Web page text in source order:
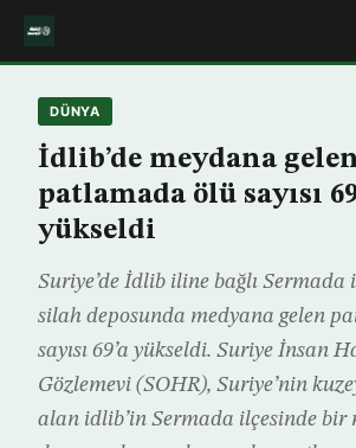
DÜNYA
İdlib’de meydana
patlamada ölü sayısı
yükseldi
Suriye’de İdlib iline bağlı Sermada
silah deposunda medyana gelen
sayısı 69’a yükseldi. Suriye İnsan
Gözlemevi (SOHR), Suriye’nin
alan idlib’in Sermada ilçesinde bir